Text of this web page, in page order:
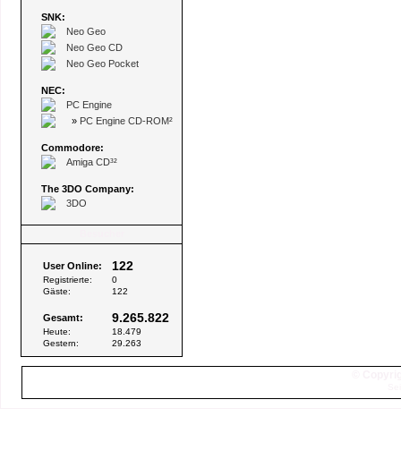
SNK:
Neo Geo
Neo Geo CD
Neo Geo Pocket
NEC:
PC Engine
» PC Engine CD-ROM²
Commodore:
Amiga CD³²
The 3DO Company:
3DO
User Online: 122
Registrierte:
0
Gäste:
122
Gesamt: 9.265.822
Heute:
18.479
Gestern:
29.263